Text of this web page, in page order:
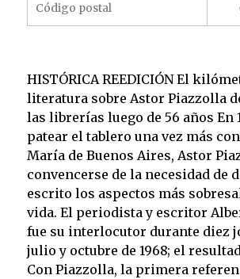
HISTÓRICA REEDICIÓN El
literatura sobre Astor Piazzolla
las librerías luego de 56 años En
patear el tablero una vez más
María de Buenos Aires, Astor
convencerse de la necesidad de
escrito los aspectos más
vida. El periodista y escritor
fue su interlocutor durante diez
julio y octubre de 1968; el
Con Piazzolla, la primera